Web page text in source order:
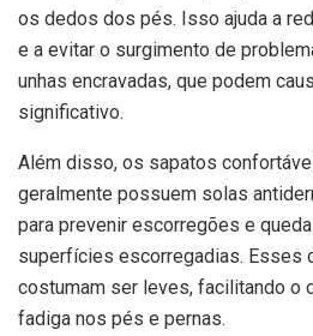
os dedos dos pés. Isso ajuda a
e a evitar o surgimento de
unhas encravadas, que podem
significativo.
Além disso, os sapatos
geralmente possuem solas
para prevenir escorregões e
superfícies escorregadias. Esses
costumam ser leves, facilitando o
fadiga nos pés e pernas.